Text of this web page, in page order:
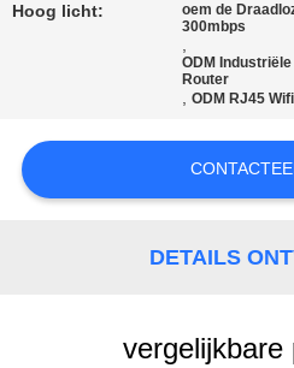
Hoog licht:
oem de
300mbps
,
ODM
Router
,ODM RJ45
DETAILS
vergelijkbare